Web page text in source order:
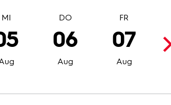
MI
06
Aug
DO
07
Aug
FR